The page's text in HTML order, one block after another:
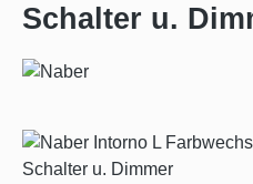
Schalter u.
Bildergalerie überspringen